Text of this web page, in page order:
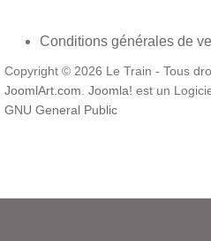
Conditions générales de
Copyright © 2026 Le Train - Tous
JoomlArt.com. Joomla! est un
GNU General Public